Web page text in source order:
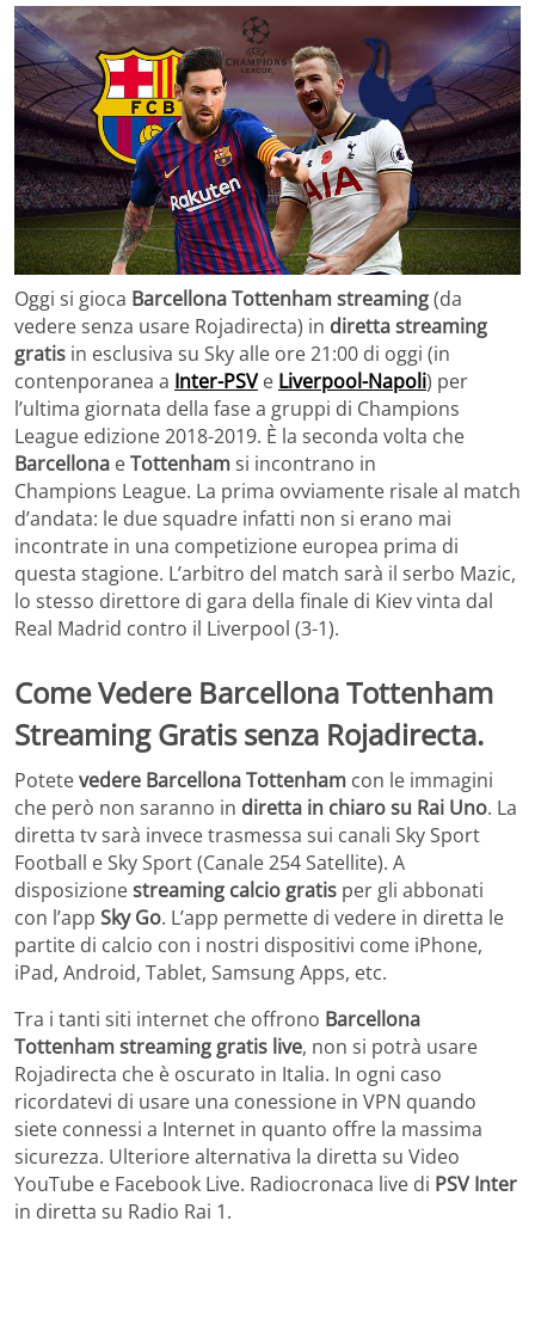
Oggi si gioca Barcellona Tottenham streaming(da
vedere senza usare Rojadirecta) in diretta streaming
gratis in esclusiva su Sky alle ore 21:00 di oggi (in
contenporanea a Inter-PSVe Liverpool-Napoli) per
l’ultima giornata della fase a gruppi di Champions
League edizione 2018-2019. È la seconda volta che
Barcellona eTottenhamsi incontrano in
Champions League. La prima ovviamente risale al match
d’andata: le due squadre infatti non si erano mai
incontrate in una competizione europea prima di
questa stagione. L’arbitro del match sarà il serbo Mazic,
lo stesso direttore di gara della finale di Kiev vinta dal
Real Madrid contro il Liverpool (3-1).
Come Vedere Barcellona Tottenham
Streaming Gratis senza Rojadirecta.
Potetevedere Barcellona Tottenham con le immagini
che però non saranno in diretta in chiaro su Rai Uno. La
diretta tv sarà invece trasmessa sui canali Sky Sport
Football e Sky Sport (Canale 254 Satellite). A
disposizionestreaming calcio gratis per gli abbonati
con l’app Sky Go. L’app permette di vedere in diretta le
partite di calcio con i nostri dispositivi come iPhone,
iPad, Android, Tablet, Samsung Apps, etc.
Tra i tanti siti internet che offrono Barcellona
Tottenham streaming gratis live, non si potrà usare
Rojadirecta che è oscurato in Italia. In ogni caso
ricordatevi di usare una conessione in VPN quando
siete connessi a Internet in quanto offre la massima
sicurezza. Ulteriore alternativa la diretta su Video
YouTube e Facebook Live. Radiocronaca live di PSV Inter
in diretta su Radio Rai 1.